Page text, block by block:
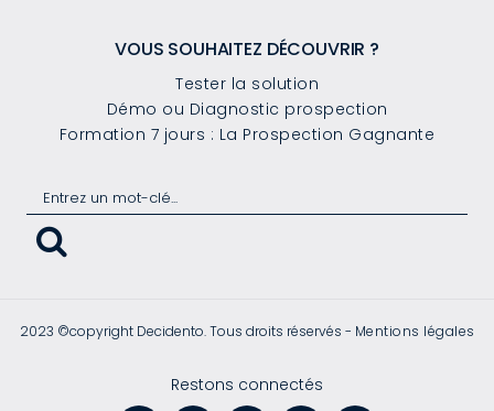
VOUS SOUHAITEZ DÉCOUVRIR ?
Tester la solution
Démo ou Diagnostic prospection
Formation 7 jours : La Prospection Gagnante
2023 ©copyright Decidento. Tous droits réservés - Mentions légales
Restons connectés